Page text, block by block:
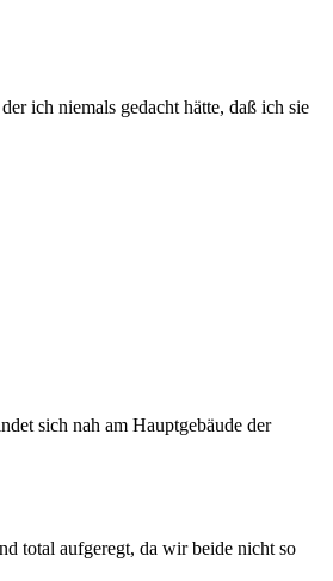
ich niemals gedacht hätte, daß ich sie
sich nah am Hauptgebäude der
total aufgeregt, da wir beide nicht so